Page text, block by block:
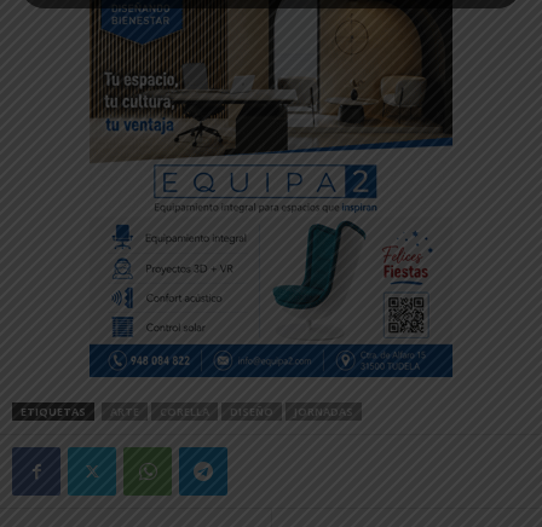
ETIQUETAS ARTE CORELLA DISEÑO JORNADAS